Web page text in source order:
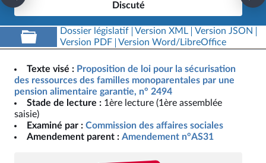
Discuté
Dossier législatif Version XML
Version JSON
Version PDF
Version Word/LibreOffice
Texte visé : Proposition de loi pour la sécurisation
des ressources des familles monoparentales par une
pension alimentaire garantie, n° 2494
Stade de lecture : 1ère lecture (1ère assemblée
saisie)
Examiné par : Commission des affaires sociales
Amendement parent : Amendement n°AS31